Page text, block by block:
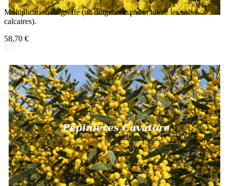
Multiplication de greffe (ne drageonne pas et tolère les sols
calcaires).
58,70 €